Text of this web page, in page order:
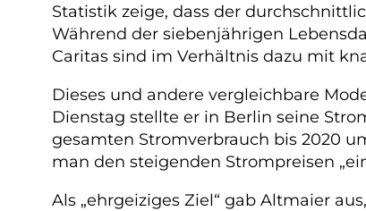
Statistik zeige, dass der
Während der siebenjährigen
Caritas sind im Verhältnis dazu mit
Dieses und andere vergleichbare
Dienstag stellte er in Berlin seine
gesamten Stromverbrauch bis 2020
man den steigenden Strompreisen
Als „ehrgeiziges Ziel“ gab Altmaier